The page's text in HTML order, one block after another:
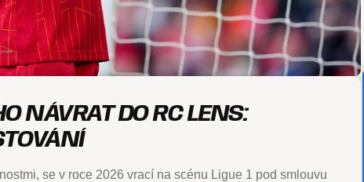
NÁVRAT DO RC LENS:
se v roce 2026 vrací na scénu Ligue 1 pod smlouvu